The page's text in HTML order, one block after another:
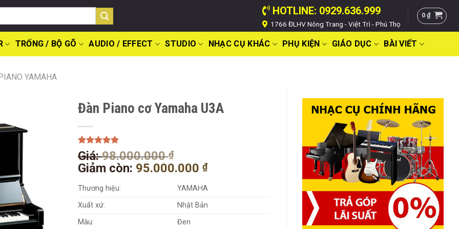
HOTLINE: 0929.636.999
1766 ĐLHV Nông Trang - Việt Trì - Phú Thọ
0₫
TRỐNG / BỘ GÕ AUDIO / EFFECT STUDIO NHẠC CỤ KHÁC PHỤ KIỆN GIÁO DỤC BÀI VIẾT
YAMAHA
Đàn Piano cơ Yamaha U3A
5.00trên 5
dựa trên
1
đánh giá
Giá:98.000.000₫
gốc
98.000.000 ₫.
Giảm còn: 95.000.000 ₫Giá
tại
là:
Thương hiệu:
YAMAHA
Xuất xứ:
Nhật Bản
Màu:
Đen